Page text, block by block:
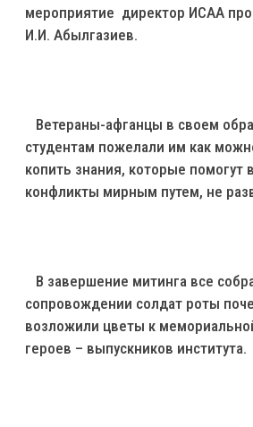
мероприятие директор ИСАА
И.И. Абылгазиев.
Ветераны-афганцы в своем
студентам пожелали им как
копить знания, которые помогут
конфликты мирным путем, не
В завершение митинга все
сопровождении солдат роты
возложили цветы к
героев – выпускников института.